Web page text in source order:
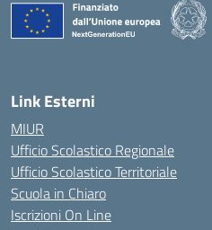
Link Esterni
MIUR
Ufficio Scolastico Regionale
Ufficio Scolastico Territoriale
Scuola in Chiaro
Iscrizioni On Line